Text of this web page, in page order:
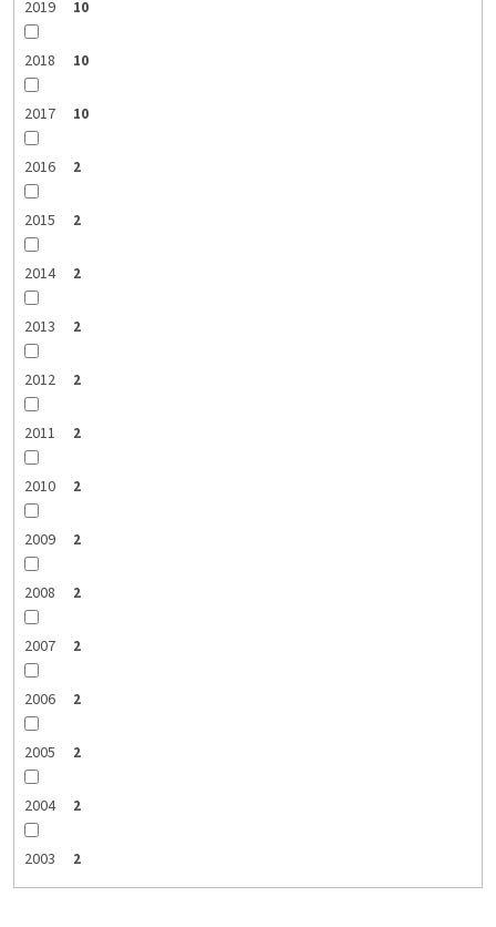
2019 10
2018 10
2017 10
2016 2
2015 2
2014 2
2013 2
2012 2
2011 2
2010 2
2009 2
2008 2
2007 2
2006 2
2005 2
2004 2
2003 2